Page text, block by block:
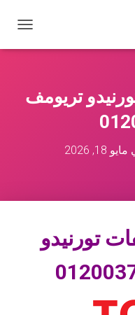
ب
تريومف
مايو 18, 2026
تورنيدو